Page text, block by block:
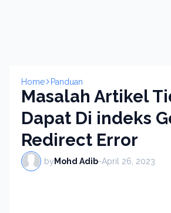
Home Panduan
Masalah Artikel
Dapat Di indeks
Redirect Error
by Mohd Adib-April 26, 2023